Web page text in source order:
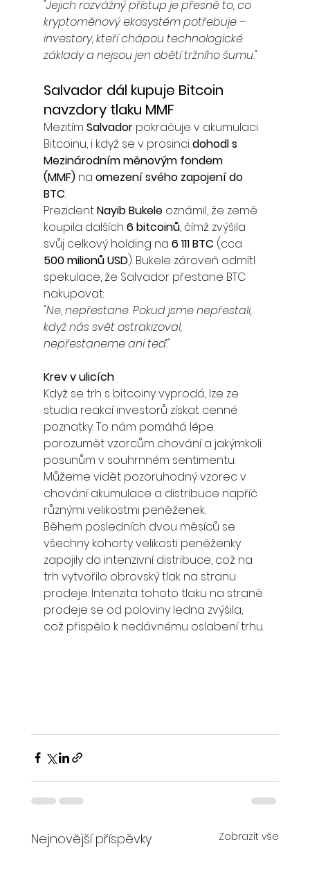
"Jejich rozvážný přístup je přesně to, co
kryptoměnový ekosystém potřebuje –
investory, kteří chápou technologické
základy a nejsou jen obětí tržního šumu."
Salvador dál kupuje Bitcoin
navzdory tlaku MMF
Mezitím Salvador pokračuje v akumulaci
Bitcoinu, i když se v prosinci dohodl s
Mezinárodním měnovým fondem
(MMF) na omezení svého zapojení do
BTC.
Prezident Nayib Bukele oznámil, že země
koupila dalších 6 bitcoinů, čímž zvýšila
svůj celkový holding na 6 111 BTC (cca
500 milionů USD). Bukele zároveň odmítl
spekulace, že Salvador přestane BTC
nakupovat:
"Ne, nepřestane. Pokud jsme nepřestali,
když nás svět ostrakizoval,
nepřestaneme ani teď."
Krev v ulicích
Když se trh s bitcoiny vyprodá, lze ze
studia reakcí investorů získat cenné
poznatky. To nám pomáhá lépe
porozumět vzorcům chování a jakýmkoli
posunům v souhrnném sentimentu.
Můžeme vidět pozoruhodný vzorec v
chování akumulace a distribuce napříč
různými velikostmi peněženek.
Během posledních dvou měsíců se
všechny kohorty velikosti peněženky
zapojily do intenzivní distribuce, což na
trh vytvořilo obrovský tlak na stranu
prodeje. Intenzita tohoto tlaku na straně
prodeje se od poloviny ledna zvýšila,
což přispělo k nedávnému oslabení trhu.
Nejnovější příspěvky Zobrazit vše